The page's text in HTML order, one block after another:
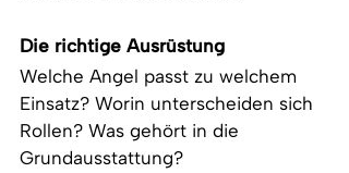
Die richtige Ausrüstung
Welche Angel passt zu welchem
Einsatz? Worin unterscheiden sich
Rollen? Was gehört in die
Grundausstattung?